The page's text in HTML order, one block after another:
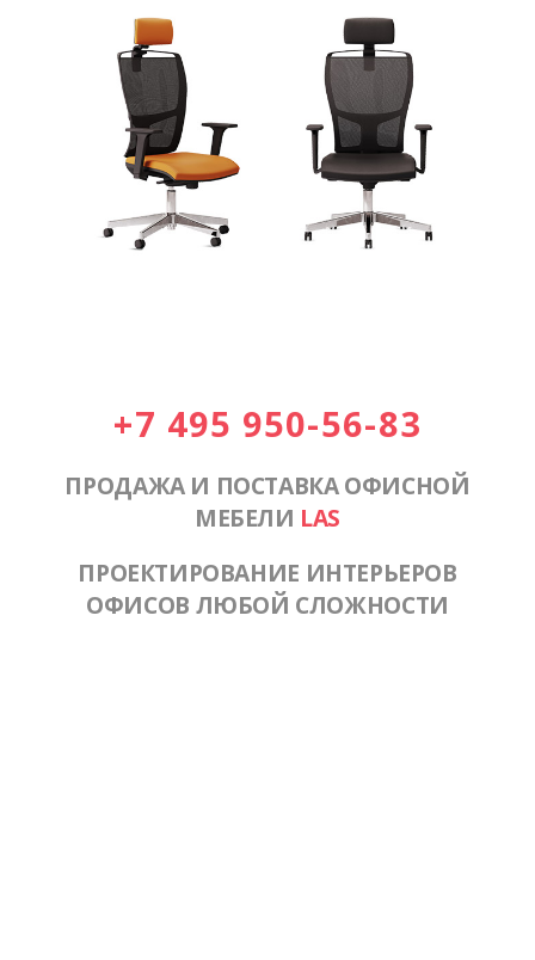
+7 495 950-56-83
ПРОДАЖА И ПОСТАВКА ОФИСНОЙ
МЕБЕЛИ LAS
ПРОЕКТИРОВАНИЕ ИНТЕРЬЕРОВ
ОФИСОВ ЛЮБОЙ СЛОЖНОСТИ